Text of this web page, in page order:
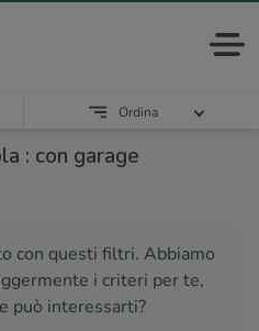
: con garage
con questi filtri. Abbiamo
i criteri per te,
può interessarti?
Ordina